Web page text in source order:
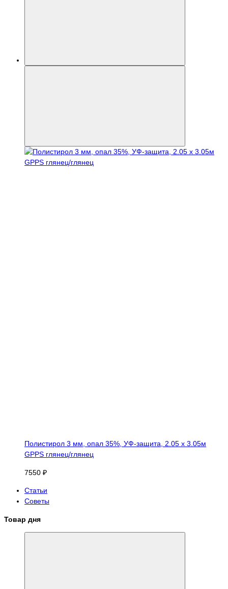
Полистирол 3 мм, опал 35%, УФ-защита, 2.05 х 3.05м
GPPS глянец/глянец
7550 ₽
Статьи
Советы
Товар дня